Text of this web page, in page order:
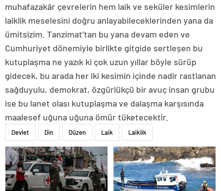
muhafazakâr çevrelerin hem laik ve seküler kesimlerin
laiklik meselesini doğru anlayabileceklerinden yana da
ümitsizim. Tanzimat’tan bu yana devam eden ve
Cumhuriyet dönemiyle birlikte gitgide sertleşen bu
kutuplaşma ne yazık ki çok uzun yıllar böyle sürüp
gidecek, bu arada her iki kesimin içinde nadir rastlanan
sağduyulu, demokrat, özgürlükçü bir avuç insan grubu
ise bu lanet olası kutuplaşma ve dalaşma karşısında
maalesef uğuna uğuna ömür tüketecektir.
Devlet Din Düzen Laik Laiklik